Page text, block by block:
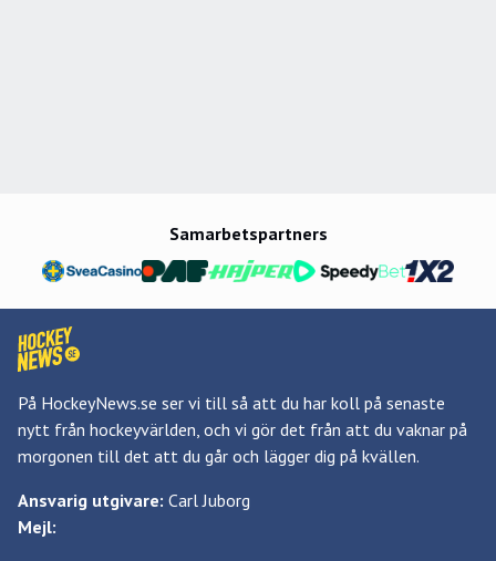
Samarbetspartners
På HockeyNews.se ser vi till så att du har koll på senaste
nytt från hockeyvärlden, och vi gör det från att du vaknar på
morgonen till det att du går och lägger dig på kvällen.
Ansvarig utgivare: Carl Juborg
Mejl: